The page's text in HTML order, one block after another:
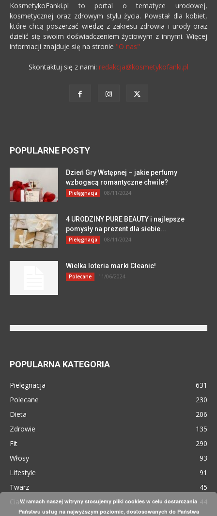
KosmetykoFanki.pl to portal o tematyce urodowej,
kosmetycznej oraz zdrowym stylu życia. Powstał dla kobiet,
które chcą poszerzać wiedzę z zakresu zdrowia i urody oraz
dzielić się swoim doświadczeniem życiowym z innymi. Więcej
informacji znajduje się na stronie "O nas"
Skontaktuj się z nami: redakcja@kosmetykofanki.pl
POPULARNE POSTY
Dzień Gry Wstępnej – jakie perfumy
wzbogacą romantyczne chwile?
Pielęgnacja 08/11/2024
4 URODZINY PURE BEAUTY i najlepsze
pomysły na prezent dla siebie...
Pielęgnacja 08/11/2024
Wielka loteria marki Cleanic!
Polecane 11/06/2024
POPULARNA KATEGORIA
Pielęgnacja
631
Polecane
230
Dieta
206
Zdrowie
135
Fit
290
Włosy
93
Lifestyle
91
Twarz
45
Ciało
44
W ramach naszej witryny stosujemy pliki cookies w celu dostarczania
Państwu usług na najwyższym poziomie, dostosowanych do Państwa